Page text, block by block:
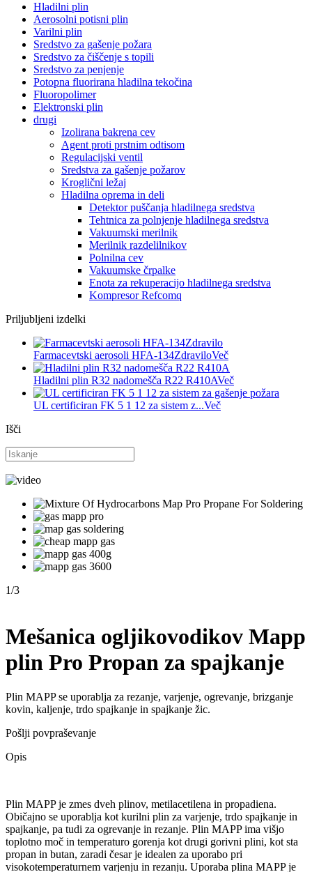
Hladilni plin
Aerosolni potisni plin
Varilni plin
Sredstvo za gašenje požara
Sredstvo za čiščenje s topili
Sredstvo za penjenje
Potopna fluorirana hladilna tekočina
Fluoropolimer
Elektronski plin
drugi
Izolirana bakrena cev
Agent proti prstnim odtisom
Regulacijski ventil
Sredstva za gašenje požarov
Kroglični ležaj
Hladilna oprema in deli
Detektor puščanja hladilnega sredstva
Tehtnica za polnjenje hladilnega sredstva
Vakuumski merilnik
Merilnik razdelilnikov
Polnilna cev
Vakuumske črpalke
Enota za rekuperacijo hladilnega sredstva
Kompresor Refcomq
Priljubljeni izdelki
Farmacevtski aerosoli HFA-134ZdraviloVeč
Hladilni plin R32 nadomešča R22 R410AVeč
UL certificiran FK 5 1 12 za sistem z...Več
Išči
1/3
Mešanica ogljikovodikov Mapp
plin Pro Propan za spajkanje
Plin MAPP se uporablja za rezanje, varjenje, ogrevanje, brizganje
kovin, kaljenje, trdo spajkanje in spajkanje žic.
Pošlji povpraševanje
Opis
Plin MAPP je zmes dveh plinov, metilacetilena in propadiena.
Običajno se uporablja kot kurilni plin za varjenje, trdo spajkanje in
spajkanje, pa tudi za ogrevanje in rezanje. Plin MAPP ima višjo
toplotno moč in temperaturo gorenja kot drugi gorivni plini, kot sta
propan in butan, zaradi česar je idealen za uporabo pri
visokotemperaturnem varjenju in rezanju. Uporaba plina MAPP je